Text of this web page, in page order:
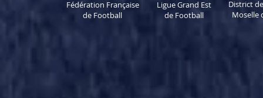
Fédération Française
de Football
Ligue Grand Est
de Football
District
Moselle